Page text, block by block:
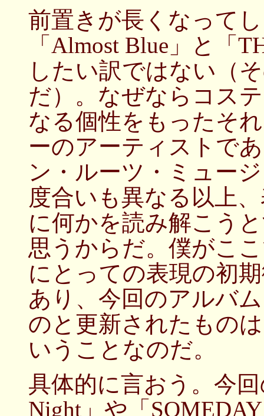
前置きが長くなって
「Almost Blue」と「
したい訳ではない（
だ）。なぜならコス
なる個性をもったそ
ーのアーティストで
ン・ルーツ・ミュー
度合いも異なる以上
に何かを読み解こう
思うからだ。僕がこ
にとっての表現の初
あり、今回のアルバ
のと更新されたもの
いうことなのだ。
具体的に言おう。今
Night」や「